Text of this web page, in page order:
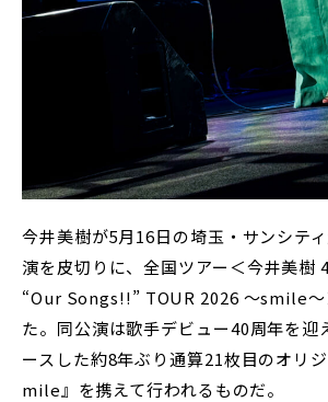
今井美樹が5月16日の埼玉・サンシテ
演を皮切りに、全国ツアー＜今井美
“Our Songs!!” TOUR 2026 〜smile〜
た。同公演は歌手デビュー40周年を迎
ースした約8年ぶり通算21枚目のオリ
mile』を携えて行われるものだ。